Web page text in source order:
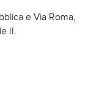
e Via Roma,
II.